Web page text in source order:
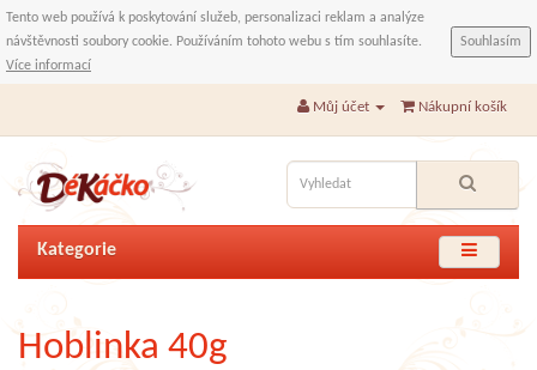
Tento web používá k poskytování služeb, personalizaci reklam a analýze
návštěvnosti soubory cookie. Používáním tohoto webu s tím souhlasíte.
Více informací
Souhlasím
Můj účet Nákupní košík
Kategorie
Hoblinka 40g